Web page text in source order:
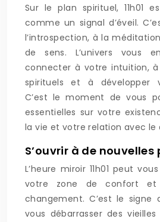
Sur le plan spirituel, 11h01
comme un signal d’éveil.
l’introspection, à la
de sens. L’univers vous
connecter à votre intuition, à
spirituels et à développer
C’est le moment de vous
essentielles sur votre
la vie et votre relation avec le
S’ouvrir à de
L’heure miroir 11h01 peut
votre zone de confort et
changement. C’est le signe
vous débarrasser des